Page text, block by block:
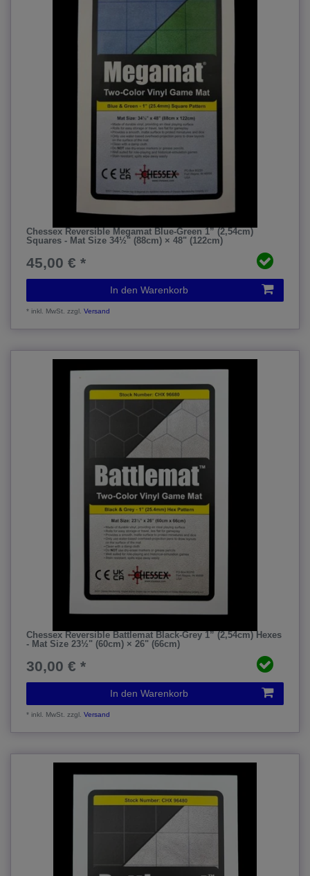
Chessex Reversible Megamat Blue-Green 1” (2,54cm)
Squares - Mat Size 34½" (88cm) × 48" (122cm)
45,00 € *
In den Warenkorb
*inkl. MwSt. zzgl.Versand
Chessex Reversible Battlemat Black-Grey 1” (2,54cm) Hexes
- Mat Size 23½" (60cm) × 26" (66cm)
30,00 € *
In den Warenkorb
*inkl. MwSt. zzgl.Versand